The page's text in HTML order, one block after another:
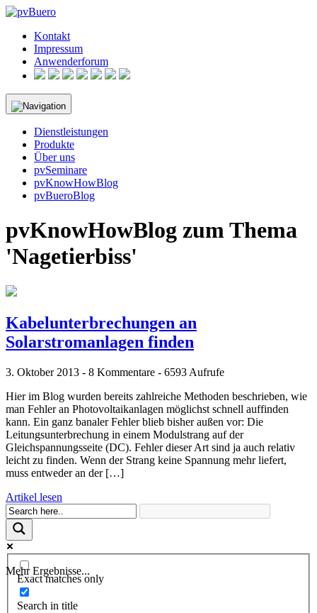
Skip
contentKontakt
Impressum
Anwenderforum
Dienstleistungen
Produkte
Über uns
pvSeminare
pvKnowHowBlog
pvBueroBlog
pvKnowHowBlog zum Thema
'Nagetierbiss'
Kabelunterbrechungen an
Solarstromanlagen finden
3. Oktober 2013 - 8 Kommentare - 6593 Aufrufe
Hier im Blog wurden bereits zahlreiche Methoden beschrieben, wie
man Fehler an Photovoltaikanlagen möglichst schnell auffinden
kann. Ein ganz banaler Fehler blieb bisher außen vor: Die
Leitungsunterbrechung in einem Modulstrang auf der
Gleichspannungsseite (DC). Fehler dieser Art sind ja auch relativ
leicht zu finden. Wenn der Strang keine Spannung mehr liefert,
muss entweder an der […]
Artikel lesen
Mehr Ergebnisse...
Exact matches only
Search in title